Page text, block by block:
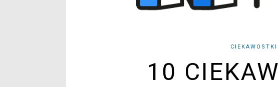
CIEKAWOSTKI
10